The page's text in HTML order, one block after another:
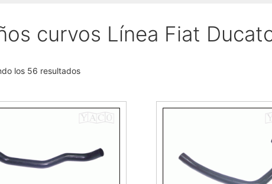
curvos Línea Fiat
los 56 resultados